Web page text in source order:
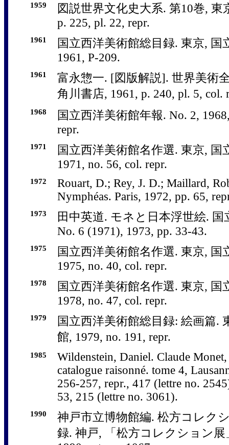
1959
図説世界文化史大系. 第10巻, 東
p. 225, pl. 22, repr.
1961
国立西洋美術館総目録. 東京, 国
1961, P-209.
1961
富永惣一. [図版解説]. 世界美術
角川書店, 1961, p. 240, pl. 5, col.
1968
国立西洋美術館年報. No. 2,
repr.
1971
国立西洋美術館名作選. 東京, 国
1971, no. 56, col. repr.
1972
Rouart, D.; Rey, J. D.; Maillard,
Nymphéas. Paris, 1972, pp. 65,
1973
田中英道. モネと日本浮世絵. 国
No. 6 (1971), 1973, pp. 33-43.
1975
国立西洋美術館名作選. 東京, 国
1975, no. 40, col. repr.
1978
国立西洋美術館名作選. 東京, 国
1978, no. 47, col. repr.
1979
国立西洋美術館総目録: 絵画篇.
館, 1979, no. 191, repr.
1985
Wildenstein, Daniel. Claude
catalogue raisonné. tome 4,
256-257, repr., 417 (lettre no.
53, 215 (lettre no. 3061).
1990
神戸市立博物館編. 松方コレク
録. 神戸, 「松方コレクション展